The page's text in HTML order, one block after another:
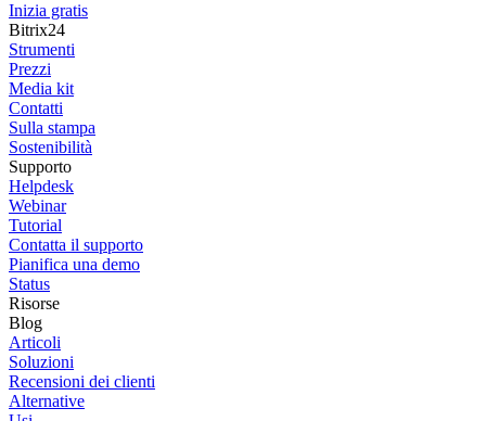
Inizia gratis
Bitrix24
Strumenti
Prezzi
Media kit
Contatti
Sulla stampa
Sostenibilità
Supporto
Helpdesk
Webinar
Tutorial
Contatta il supporto
Pianifica una demo
Status
Risorse
Blog
Articoli
Soluzioni
Recensioni dei clienti
Alternative